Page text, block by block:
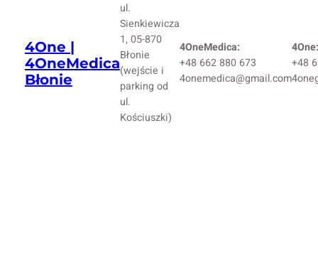
4One |
4OneMedica
Błonie
ul.
Sienkiewicza
1, 05-870
Błonie
(wejście i
parking od
ul.
Kościuszki)
4OneMedica:
+48 662 880 673
4onemedica@gmail.com
4One:
+48